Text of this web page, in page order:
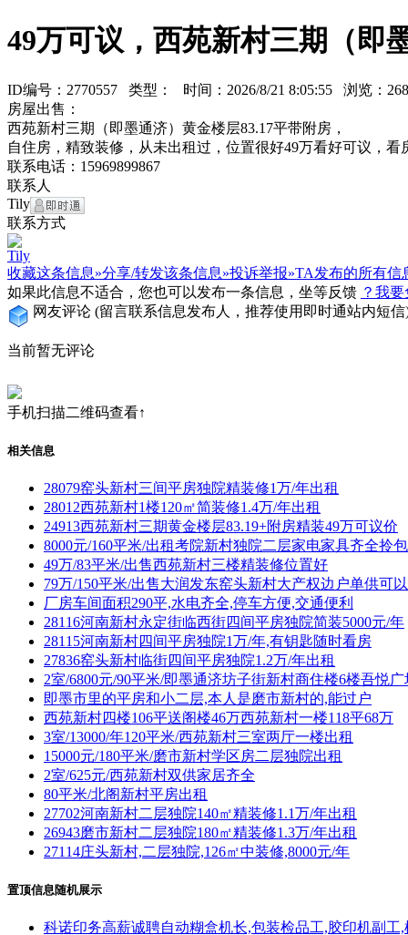
49万可议，西苑新村三期（即
ID编号：2770557 类型： 时间：2026/8/21 8:05:55 浏览：
房屋出售：
西苑新村三期（即墨通济）黄金楼层83.17平带附房，
自住房，精致装修，从未出租过，位置很好49万看好可议，看
联系电话：15969899867
联系人
Tily
联系方式
Tily
收藏这条信息»分享/转发该条信息»投诉举报»TA发布的所有信
如果此信息不适合，您也可以发布一条信息，坐等反馈 ？我
网友评论 (留言联系信息发布人，推荐使用即时通站内短信
当前暂无评论
手机扫描二维码查看↑
相关信息
28079窑头新村三间平房独院精装修1万/年出租
28012西苑新村1楼120㎡简装修1.4万/年出租
24913西苑新村三期黄金楼层83.19+附房精装49万可议价
8000元/160平米/出租考院新村独院二层家电家具齐全拎
49万/83平米/出售西苑新村三楼精装修位置好
79万/150平米/出售大润发东窑头新村大产权边户单供可
厂房车间面积290平,水电齐全,停车方便,交通便利
28116河南新村永定街临西街四间平房独院简装5000元/年
28115河南新村四间平房独院1万/年,有钥匙随时看房
27836窑头新村临街四间平房独院1.2万/年出租
2室/6800元/90平米/即墨通济坊子街新村商住楼6楼吾悦
即墨市里的平房和小二层,本人是磨市新村的,能过户
西苑新村四楼106平送阁楼46万西苑新村一楼118平68万
3室/13000/年120平米/西苑新村三室两厅一楼出租
15000元/180平米/磨市新村学区房二层独院出租
2室/625元/西苑新村双供家居齐全
80平米/北阁新村平房出租
27702河南新村二层独院140㎡精装修1.1万/年出租
26943磨市新村二层独院180㎡精装修1.3万/年出租
27114庄头新村,二层独院,126㎡中装修,8000元/年
置顶信息随机展示
科诺印务高薪诚聘自动糊盒机长,包装检品工,胶印机副工